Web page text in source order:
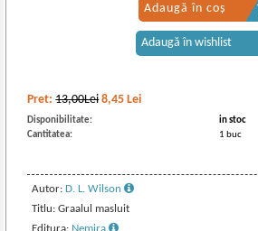
Pret:13,00Lei 8,45 Lei
Disponibilitate:
in stoc
Cantitatea:
1 buc
Autor:D. L. Wilson
Titlu: Graalul masluit
Adaugă în coș
Adaugă în wishlist